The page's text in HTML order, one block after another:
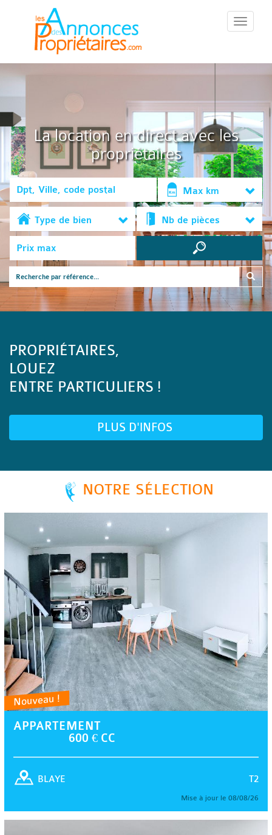
::Menu::
La location en direct avec les
propriétaires
Max km
Type de bien Nb de pièces
PROPRIÉTAIRES,
LOUEZ
ENTRE PARTICULIERS !
PLUS D'INFOS
NOTRE SÉLECTION
Nouveau !
APPARTEMENT
600 € CC
T2
BLAYE
Mise à jour le 08/08/26